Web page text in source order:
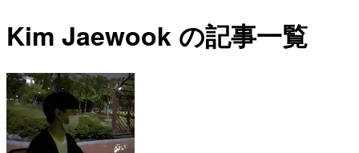
Kim Jaewook の記事一覧